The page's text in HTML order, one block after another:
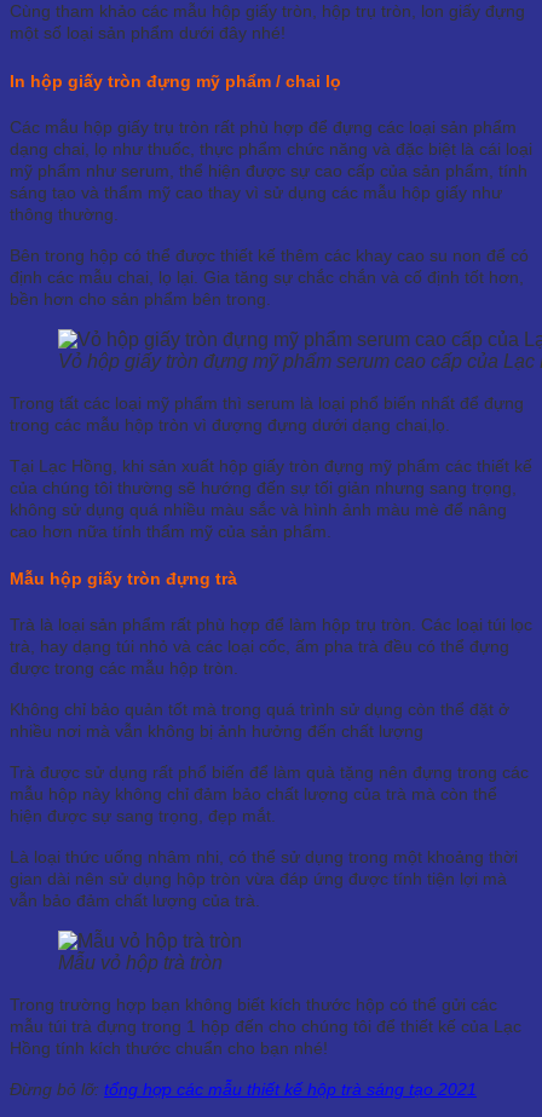
Cùng tham khảo các mẫu hộp giấy tròn, hộp trụ tròn, lon giấy đựng
một số loại sản phẩm dưới đây nhé!
In hộp giấy tròn đựng mỹ phẩm / chai lọ
Các mẫu hộp giấy trụ tròn rất phù hợp để đựng các loại sản phẩm
dạng chai, lọ như thuốc, thực phẩm chức năng và đặc biệt là cái loại
mỹ phẩm như serum, thể hiện được sự cao cấp của sản phẩm, tính
sáng tạo và thẩm mỹ cao thay vì sử dụng các mẫu hộp giấy như
thông thường.
Bên trong hộp có thể được thiết kế thêm các khay cao su non để có
định các mẫu chai, lọ lại. Gia tăng sự chắc chắn và cố định tốt hơn,
bền hơn cho sản phẩm bên trong.
Vỏ hộp giấy tròn đựng mỹ phẩm serum cao cấp của Lạc
Trong tất các loại mỹ phẩm thì serum là loại phổ biến nhất để đựng
trong các mẫu hộp tròn vì đượng đựng dưới dạng chai,lọ.
Tại Lạc Hồng, khi sản xuất hộp giấy tròn đựng mỹ phẩm các thiết kế
của chúng tôi thường sẽ hướng đến sự tối giản nhưng sang trọng,
không sử dụng quá nhiều màu sắc và hình ảnh màu mè để nâng
cao hơn nữa tính thẩm mỹ của sản phẩm.
Mẫu hộp giấy tròn đựng trà
Trà là loại sản phẩm rất phù hợp để làm hộp trụ tròn. Các loại túi lọc
trà, hay dạng túi nhỏ và các loại cốc, ấm pha trà đều có thể đựng
được trong các mẫu hộp tròn.
Không chỉ bảo quản tốt mà trong quá trình sử dụng còn thể đặt ở
nhiều nơi mà vẫn không bị ảnh hưởng đến chất lượng
Trà được sử dụng rất phổ biến để làm quà tặng nên đựng trong các
mẫu hộp này không chỉ đảm bảo chất lượng của trà mà còn thể
hiện được sự sang trọng, đẹp mắt.
Là loại thức uống nhâm nhi, có thể sử dụng trong một khoảng thời
gian dài nên sử dụng hộp tròn vừa đáp ứng được tính tiện lợi mà
vẫn bảo đảm chất lượng của trà.
Mẫu vỏ hộp trà tròn
Trong trường hợp bạn không biết kích thước hộp có thể gửi các
mẫu túi trà đựng trong 1 hộp đến cho chúng tôi để thiết kế của Lạc
Hồng tính kích thước chuẩn cho bạn nhé!
Đừng bỏ lỡ: tổng hợp các mẫu thiết kế hộp trà sáng tạo 2021